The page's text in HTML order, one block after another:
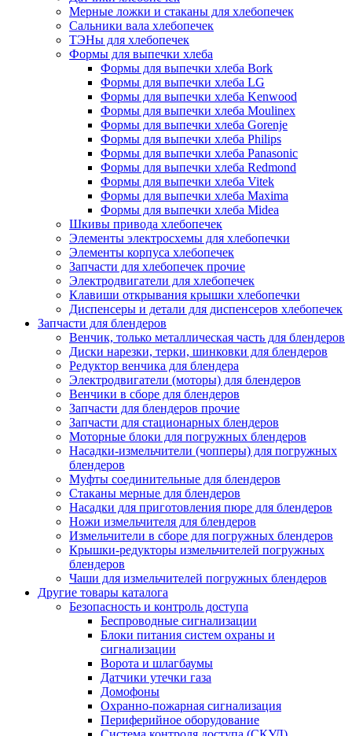
Мерные ложки и стаканы для хлебопечек
Сальники вала хлебопечек
ТЭНы для хлебопечек
Формы для выпечки хлеба
Формы для выпечки хлеба Bork
Формы для выпечки хлеба LG
Формы для выпечки хлеба Kenwood
Формы для выпечки хлеба Moulinex
Формы для выпечки хлеба Gorenje
Формы для выпечки хлеба Philips
Формы для выпечки хлеба Panasonic
Формы для выпечки хлеба Redmond
Формы для выпечки хлеба Vitek
Формы для выпечки хлеба Maxima
Формы для выпечки хлеба Midea
Шкивы привода хлебопечек
Элементы электросхемы для хлебопечки
Элементы корпуса хлебопечек
Запчасти для хлебопечек прочие
Электродвигатели для хлебопечек
Клавиши открывания крышки хлебопечки
Диспенсеры и детали для диспенсеров хлебопечек
Запчасти для блендеров
Венчик, только металлическая часть для блендеров
Диски нарезки, терки, шинковки для блендеров
Редуктор венчика для блендера
Электродвигатели (моторы) для блендеров
Венчики в сборе для блендеров
Запчасти для блендеров прочие
Запчасти для стационарных блендеров
Моторные блоки для погружных блендеров
Насадки-измельчители (чопперы) для погружных
блендеров
Муфты соединительные для блендеров
Стаканы мерные для блендеров
Насадки для приготовления пюре для блендеров
Ножи измельчителя для блендеров
Измельчители в сборе для погружных блендеров
Крышки-редукторы измельчителей погружных
блендеров
Чаши для измельчителей погружных блендеров
Другие товары каталога
Безопасность и контроль доступа
Беспроводные сигнализации
Блоки питания систем охраны и
сигнализации
Ворота и шлагбаумы
Датчики утечки газа
Домофоны
Охранно-пожарная сигнализация
Периферийное оборудование